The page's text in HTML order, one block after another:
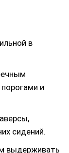
в
и
сидений.
выдерживать